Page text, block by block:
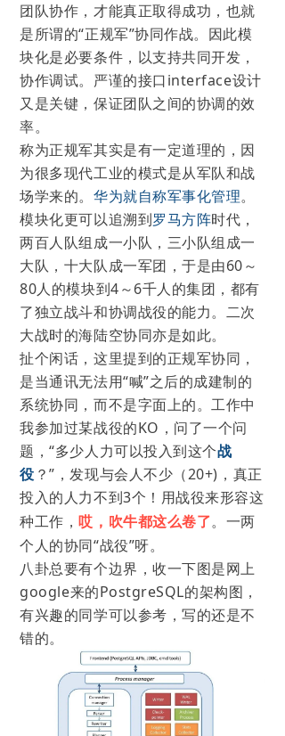
团队协作，才能真正取得成功，也就
是所谓的“正规军”协同作战。因此模
块化是必要条件，以支持共同开发，
协作调试。严谨的接口interface设计
又是关键，保证团队之间的协调的效
率。
称为正规军其实是有一定道理的，因
为很多现代工业的模式是从军队和战
场学来的。 华为就自称军事化管理。
模块化更可以追溯到罗马方阵时代，
两百人队组成一小队，三小队组成一
大队，十大队成一军团，于是由60～
80人的模块到4～6千人的集团，都有
了独立战斗和协调战役的能力。 二次
大战时的海陆空协同亦是如此。
扯个闲话，这里提到的正规军协同，
是当通讯无法用“喊”之后的成建制的
系统协同，而不是字面上的。工作中
我参加过某战役的KO，问了一个问
题，“多少人力可以投入到这个战
役 ？”，发现与会人不少（20+)，真正
投入的人力不到3个！用战役来形容这
种工作，哎，吹牛都这么卷了。一两
个人的协同“战役”呀。
八卦总要有个边界，收一下图是网上
google来的PostgreSQL的架构图，
有兴趣的同学可以参考，写的还是不
错的。